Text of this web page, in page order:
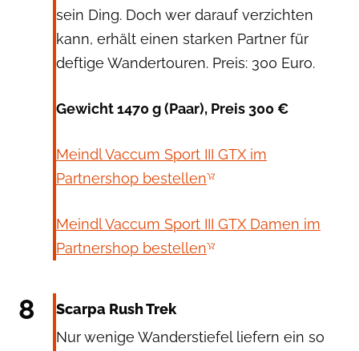
sein Ding. Doch wer darauf verzichten
kann, erhält einen starken Partner für
deftige Wandertouren. Preis: 300 Euro.
Gewicht 1470 g (Paar), Preis 300 €
Meindl Vaccum Sport III GTX im
Partnershop bestellen
Meindl Vaccum Sport III GTX Damen im
Partnershop bestellen
8
Scarpa Rush Trek
Nur wenige Wanderstiefel liefern ein so